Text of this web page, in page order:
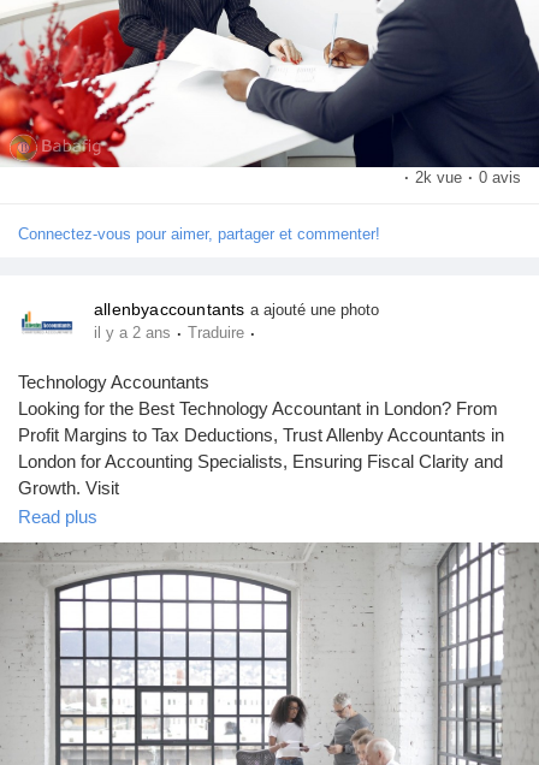
· 2k vue · 0 avis
Connectez-vous pour aimer, partager et commenter!
allenbyaccountants a ajouté une photo
il y a 2 ans · Traduire ·
Technology Accountants
Looking for the Best Technology Accountant in London? From
Profit Margins to Tax Deductions, Trust Allenby Accountants in
London for Accounting Specialists, Ensuring Fiscal Clarity and
Growth. Visit
https://www.allenbyaccountants.co.uk/sectors/technology-
accountants/for more information.
Read plus